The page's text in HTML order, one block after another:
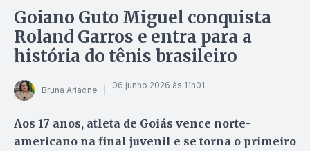
Goiano Guto Miguel conquista
Roland Garros e entra para a
história do tênis brasileiro
Bruna Ariadne 06 junho 2026 às 11h01
Aos 17 anos, atleta de Goiás vence norte-
americano na final juvenil e se torna o primeiro